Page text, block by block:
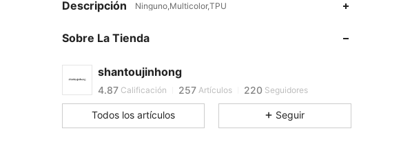
Descripción Ninguno,Multicolor,TPU
Sobre La Tienda
shantoujinhong
4.87 Calificación 257 Artículos 220 Seguidores
4.87
Todos los artículos Seguir